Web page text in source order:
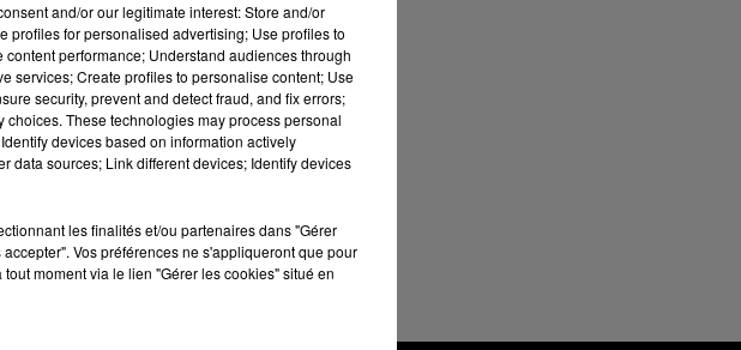
après le
le coût de
a également été
prises en lien avec
"
and/or our legitimate interest: Store and/or
profiles for personalised advertising; Use profiles to
performance; Understand audiences through
services; Create profiles to personalise content; Use
security, prevent and detect fraud, and fix errors;
These technologies may process personal
devices based on information actively
data sources; Link different devices; Identify devices
les finalités et/ou partenaires dans "Gérer
Vos préférences ne s'appliqueront que pour
moment via le lien "Gérer les cookies" situé en